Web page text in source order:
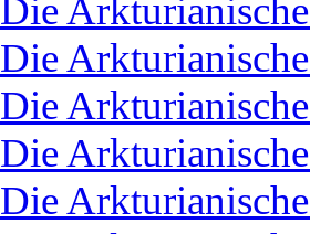
Die
Die
Die
Die
Die